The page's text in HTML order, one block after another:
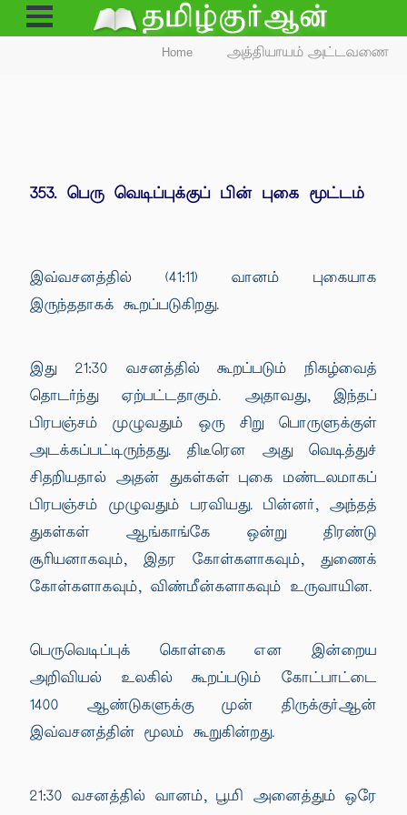
Open
Menu
Home அத்தியாயம் அட்டவணை
353. பெரு வெடிப்புக்குப் பின் புகை மூட்டம்
இவ்வசனத்தில் (41:11) வானம் புகையாக
இருந்ததாகக் கூறப்படுகிறது.
இது 21:30 வசனத்தில் கூறப்படும் நிகழ்வைத்
தொடர்ந்து ஏற்பட்டதாகும். அதாவது, இந்தப்
பிரபஞ்சம் முழுவதும் ஒரு சிறு பொருளுக்குள்
அடக்கப்பட்டிருந்தது. திடீரென அது வெடித்துச்
சிதறியதால் அதன் துகள்கள் புகை மண்டலமாகப்
பிரபஞ்சம் முழுவதும் பரவியது. பின்னர், அந்தத்
துகள்கள் ஆங்காங்கே ஒன்று திரண்டு
சூரியனாகவும், இதர கோள்களாகவும், துணைக்
கோள்களாகவும், விண்மீன்களாகவும் உருவாயின.
பெருவெடிப்புக் கொள்கை என இன்றைய
அறிவியல் உலகில் கூறப்படும் கோட்பாட்டை
1400 ஆண்டுகளுக்கு முன் திருக்குர்ஆன்
இவ்வசனத்தின் மூலம் கூறுகின்றது.
21:30 வசனத்தில் வானம், பூமி அனைத்தும் ஒரே